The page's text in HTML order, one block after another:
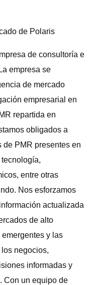
de Polaris
de consultoría e
empresa se
de mercado
empresarial en
repartida en
obligados a
de PMR presentes en
entre otras
Nos esforzamos
actualizada
de alto
y las
negocios,
informadas y
Con un equipo de